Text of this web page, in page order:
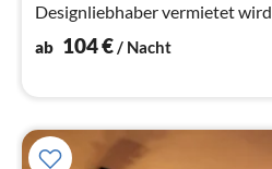
Designliebhaber vermietet wird
ab 104€/ Nacht